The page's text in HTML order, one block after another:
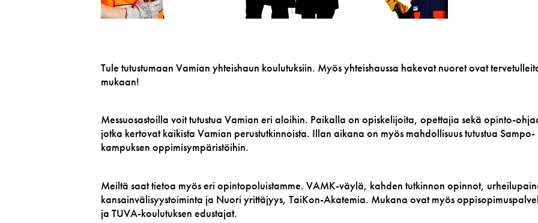
Tule tutustumaan Vamian yhteishaun koulutuksiin. Myös yhteishaussa hakevat nuoret ovat
mukaan!
Messuosastoilla voit tutustua Vamian eri aloihin. Paikalla on opiskelijoita, opettajia sekä opinto-
jotka kertovat kaikista Vamian perustutkinnoista. Illan aikana on myös mahdollisuus tutustua Sampo-
kampuksen oppimisympäristöihin.
Meiltä saat tietoa myös eri opintopoluistamme. VAMK-väylä, kahden tutkinnon opinnot,
kansainvälisyystoiminta ja Nuori yrittäjyys, TaiKon-Akatemia. Mukana ovat myös
ja TUVA-koulutuksen edustajat.